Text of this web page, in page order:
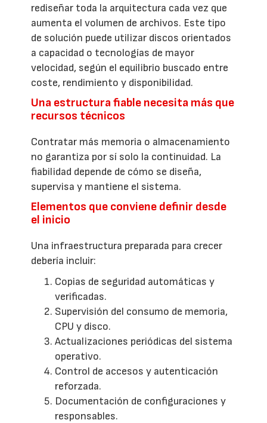
rediseñar toda la arquitectura cada vez que
aumenta el volumen de archivos. Este tipo
de solución puede utilizar discos orientados
a capacidad o tecnologías de mayor
velocidad, según el equilibrio buscado entre
coste, rendimiento y disponibilidad.
Una estructura fiable necesita más que
recursos técnicos
Contratar más memoria o almacenamiento
no garantiza por sí solo la continuidad. La
fiabilidad depende de cómo se diseña,
supervisa y mantiene el sistema.
Elementos que conviene definir desde
el inicio
Una infraestructura preparada para crecer
debería incluir:
Copias de seguridad automáticas y
verificadas.
Supervisión del consumo de memoria,
CPU y disco.
Actualizaciones periódicas del sistema
operativo.
Control de accesos y autenticación
reforzada.
Documentación de configuraciones y
responsables.